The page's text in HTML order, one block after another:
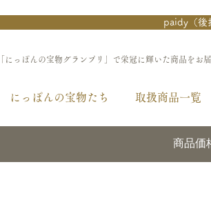
paidy（後
「にっぽんの宝物グランプリ」で栄冠に輝いた商品をお
にっぽんの宝物たち 取扱商品一覧
商品価